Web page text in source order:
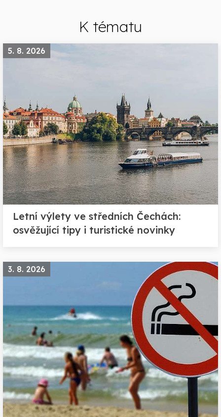
K tématu
5. 8. 2026
Letní výlety ve středních Čechách:
osvěžující tipy i turistické novinky
3. 8. 2026